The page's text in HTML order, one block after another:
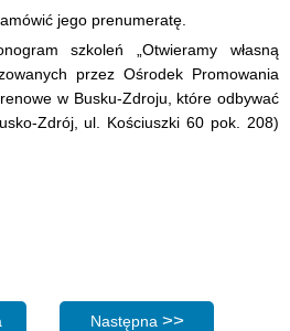
jego prenumeratę.
szkoleń „Otwieramy własną
przez Ośrodek Promowania
w Busku-Zdroju, które odbywać
Zdrój, ul. Kościuszki 60 pok. 208)
Aktualności - 2007.06.04
Następna strona:
Następna